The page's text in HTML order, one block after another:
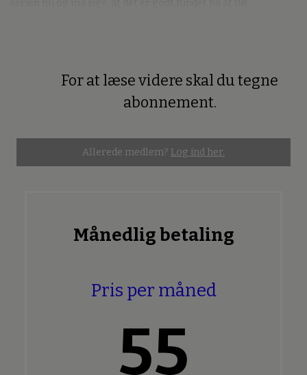
For at læse videre skal du tegne
abonnement.
Allerede medlem? Log ind her.
Månedlig betaling
Pris per måned
55